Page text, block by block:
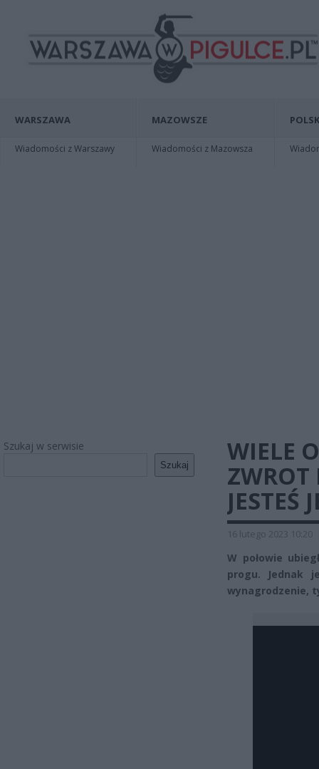
WARSZAWA
Wiadomości z Warszawy
MAZOWSZE
Wiadomości z Mazowsza
Szukaj w serwisie
Szukaj
WIELE
ZWROT
JESTEŚ
16 lutego 2023 10:20
W połowie
progu. Jednak
wynagrodzenie,